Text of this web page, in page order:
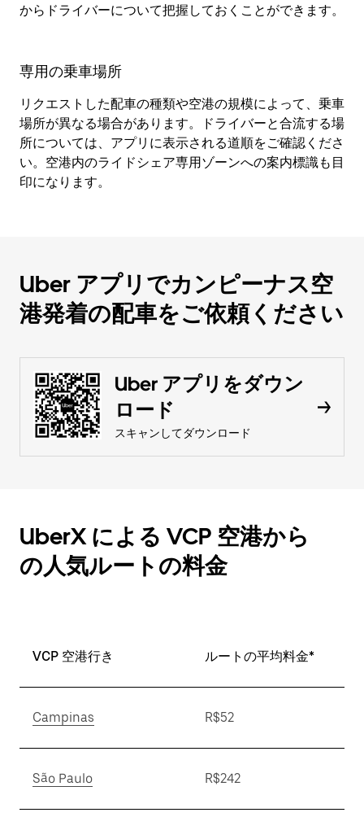
からドライバーについて把握しておくことができます。
専用の乗車場所
リクエストした配車の種類や空港の規模によって、乗車
場所が異なる場合があります。ドライバーと合流する場
所については、アプリに表示される道順をご確認くださ
い。空港内のライドシェア専用ゾーンへの案内標識も目
印になります。
Uber アプリでカンピーナス空
港発着の配車をご依頼ください
Uber アプリをダウン
ロード
スキャンしてダウンロード
UberX による VCP 空港から
の人気ルートの料金
VCP 空港行き ルートの平均料金*
Campinas R$52
São Paulo R$242